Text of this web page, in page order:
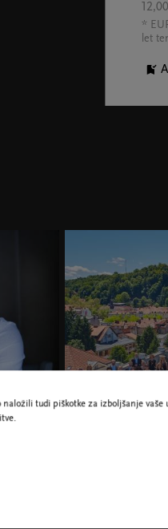
*
let
tudi piškotke za izboljšanje vaše